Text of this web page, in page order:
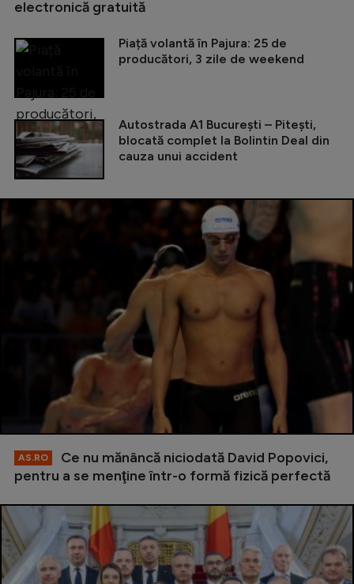
electronică gratuită
Piață volantă în Pajura: 25 de
producători, 3 zile de weekend
Autostrada A1 București – Pitești,
blocată complet la Bolintin Deal din
cauza unui accident
AS.RO
Ce nu mănâncă niciodată David Popovici,
pentru a se menţine într-o formă fizică perfectă